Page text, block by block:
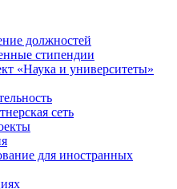
должностей
стипендии
«Наука и университеты»
сеть
для иностранных